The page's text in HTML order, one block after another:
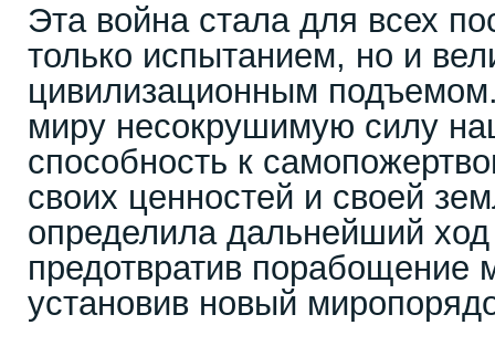
Эта война стала для всех
только испытанием, но и
цивилизационным
миру несокрушимую силу
способность к
своих ценностей и своей
определила дальнейший
предотвратив порабощение
установив новый